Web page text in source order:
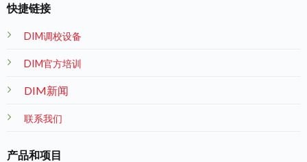
快捷链接
DIM调校设备
DIM官方培训
DIM新闻
联系我们
产品和项目